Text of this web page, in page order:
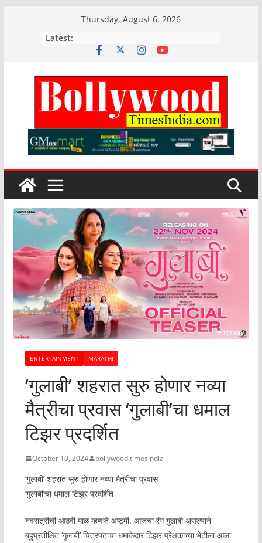
Thursday, August 6, 2026
Latest:
ENTERTAINMENT MARATHI
‘गुलाबी’ शहरात सुरु होणार नव्या
मैत्रीचा प्रवास ‘गुलाबी’चा धमाल
टिझर प्रदर्शित
October 10, 2024 bollywood timesindia
‘गुलाबी’ शहरात सुरु होणार नव्या मैत्रीचा प्रवास
‘गुलाबी’चा धमाल टिझर प्रदर्शित
नवरात्रीची आठवी माळ म्हणजे अष्टमी. आजचा रंग गुलाबी असल्याने
बहुप्रतीक्षित ‘गुलाबी’ चित्रपटाचा धमाकेदार टिझर प्रेक्षकांच्या भेटीला आला